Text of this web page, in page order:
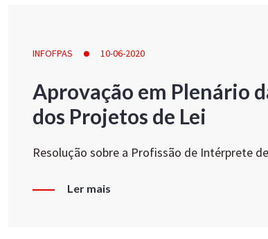
INFOFPAS 10-06-2020
Aprovação em Plenário
dos Projetos de Lei
Resolução sobre a Profissão de Intérprete
Ler mais